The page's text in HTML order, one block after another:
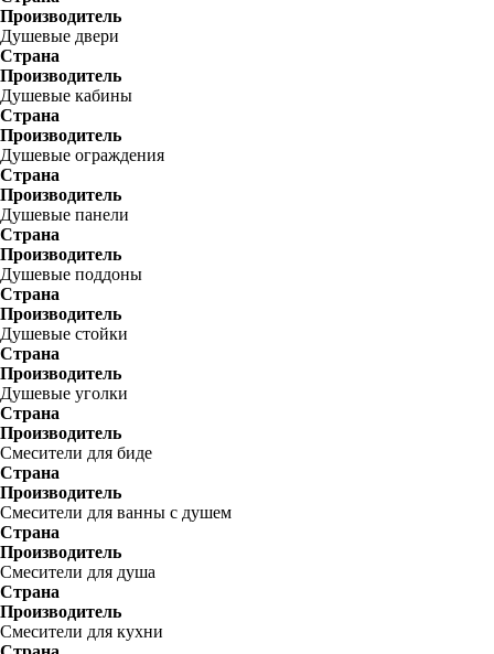
Производитель
Душевые двери
Страна
Производитель
Душевые кабины
Страна
Производитель
Душевые ограждения
Страна
Производитель
Душевые панели
Страна
Производитель
Душевые поддоны
Страна
Производитель
Душевые стойки
Страна
Производитель
Душевые уголки
Страна
Производитель
Смесители для биде
Страна
Производитель
Смесители для ванны с душем
Страна
Производитель
Смесители для душа
Страна
Производитель
Смесители для кухни